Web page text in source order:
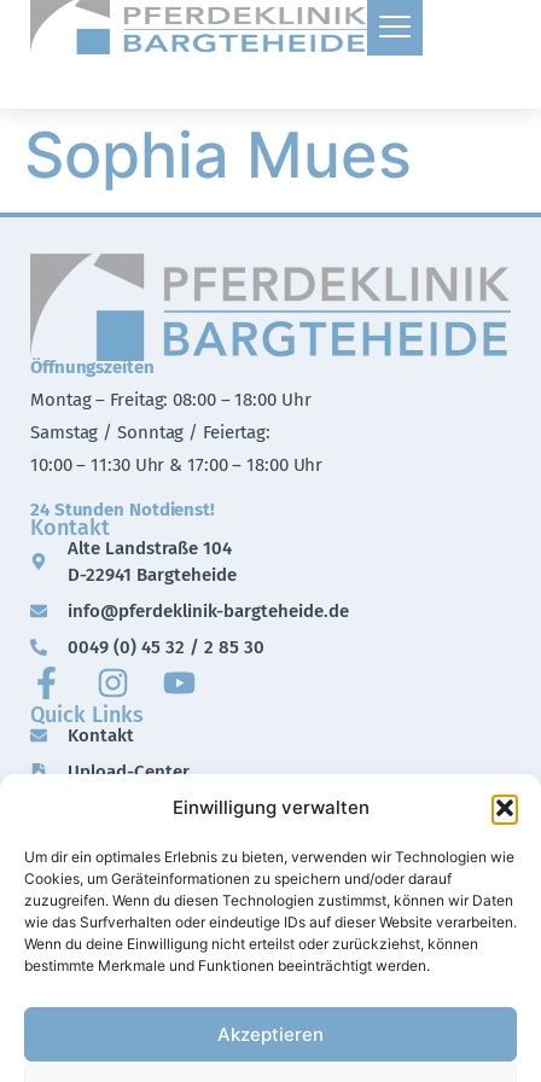
Einwilligung verwalten
Um dir ein optimales Erlebnis zu bieten, verwenden wir Technologien wie
Cookies, um Geräteinformationen zu speichern und/oder darauf
zuzugreifen. Wenn du diesen Technologien zustimmst, können wir Daten
wie das Surfverhalten oder eindeutige IDs auf dieser Website verarbeiten.
Wenn du deine Einwilligung nicht erteilst oder zurückziehst, können
bestimmte Merkmale und Funktionen beeinträchtigt werden.
Akzeptieren
Sophia Mues
Öffnungszeiten
Montag – Freitag: 08:00 – 18:00 Uhr
Samstag / Sonntag / Feiertag:
10:00 – 11:30 Uhr & 17:00 – 18:00 Uhr
24 Stunden Notdienst!
Kontakt
Alte Landstraße 104
D-22941 Bargteheide
info@pferdeklinik-bargteheide.de
0049 (0) 45 32 / 2 85 30
Quick Links
Kontakt
Upload-Center
Datenschutz